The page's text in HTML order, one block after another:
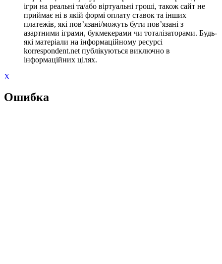
ігри на реальні та/або віртуальні гроші, також сайт не
приймає ні в якій формі оплату ставок та інших
платежів, які пов’язані/можуть бути пов’язані з
азартними іграми, букмекерами чи тоталізаторами. Будь-
які матеріали на інформаційному ресурсі
korrespondent.net публікуються виключно в
інформаційних цілях.
X
Ошибка